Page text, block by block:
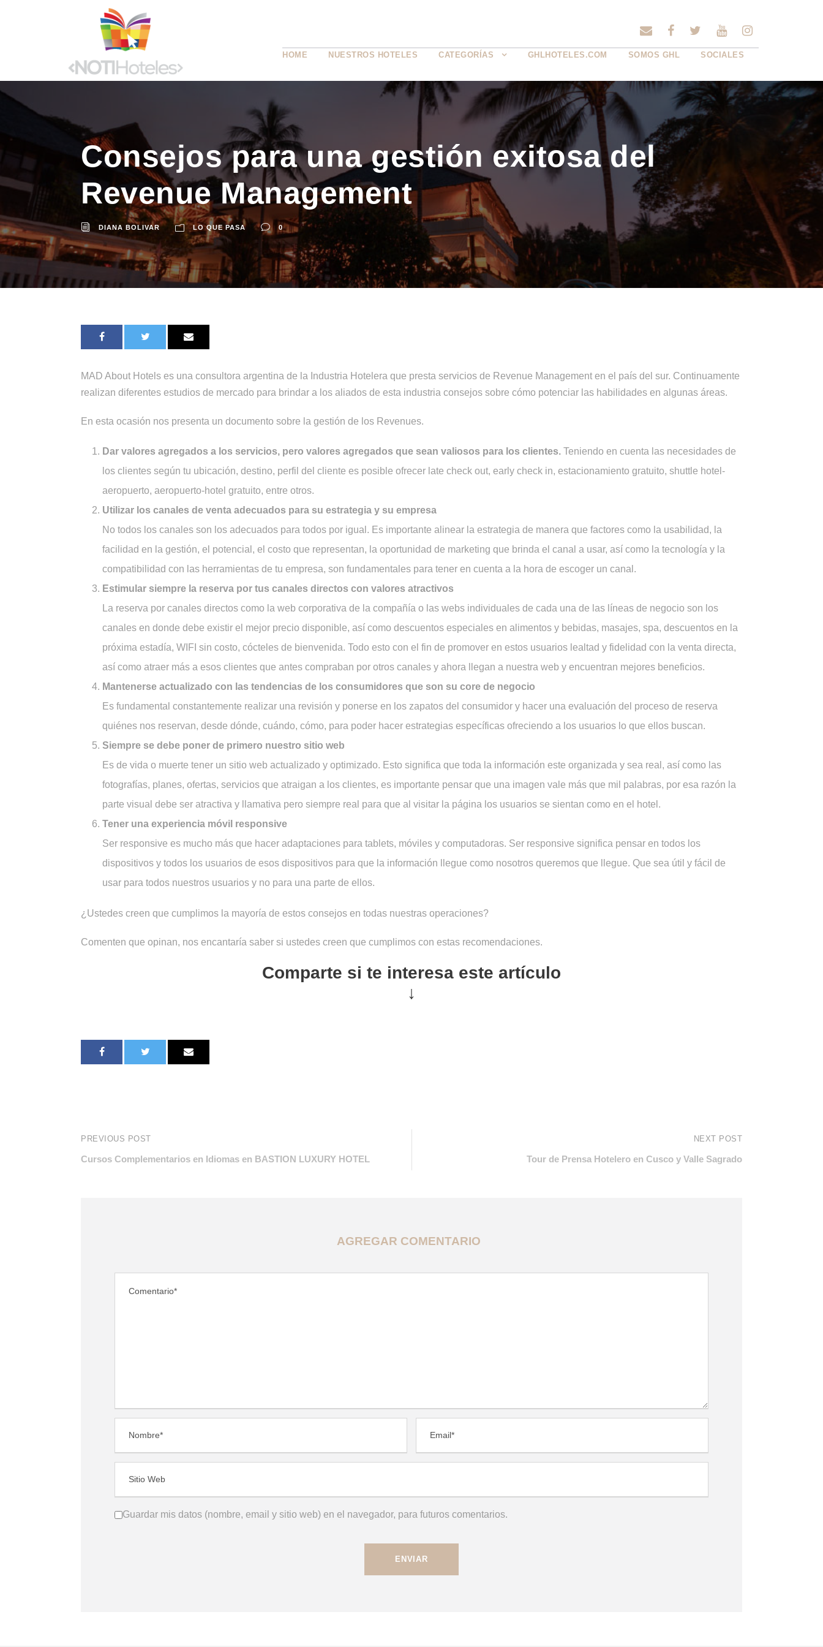
HOME NUESTROS HOTELES CATEGORÍAS GHLHOTELES.COM SOMOS GHL SOCIALES
Consejos para una gestión exitosa del
Revenue Management
DIANA BOLIVAR LO QUE PASA 0
MAD About Hotels es una consultora argentina de la Industria Hotelera que presta servicios de Revenue Management en el país del sur. Continuamente
realizan diferentes estudios de mercado para brindar a los aliados de esta industria consejos sobre cómo potenciar las habilidades en algunas áreas.
En esta ocasión nos presenta un documento sobre la gestión de los Revenues.
Dar valores agregados a los servicios, pero valores agregados que sean valiosos para los clientes. Teniendo en cuenta las necesidades de
los clientes según tu ubicación, destino, perfil del cliente es posible ofrecer late check out, early check in, estacionamiento gratuito, shuttle hotel-
aeropuerto, aeropuerto-hotel gratuito, entre otros.
Utilizar los canales de venta adecuados para su estrategia y su empresa
No todos los canales son los adecuados para todos por igual. Es importante alinear la estrategia de manera que factores como la usabilidad, la
facilidad en la gestión, el potencial, el costo que representan, la oportunidad de marketing que brinda el canal a usar, así como la tecnología y la
compatibilidad con las herramientas de tu empresa, son fundamentales para tener en cuenta a la hora de escoger un canal.
Estimular siempre la reserva por tus canales directos con valores atractivos
La reserva por canales directos como la web corporativa de la compañía o las webs individuales de cada una de las líneas de negocio son los
canales en donde debe existir el mejor precio disponible, así como descuentos especiales en alimentos y bebidas, masajes, spa, descuentos en la
próxima estadía, WIFI sin costo, cócteles de bienvenida. Todo esto con el fin de promover en estos usuarios lealtad y fidelidad con la venta directa,
así como atraer más a esos clientes que antes compraban por otros canales y ahora llegan a nuestra web y encuentran mejores beneficios.
Mantenerse actualizado con las tendencias de los consumidores que son su core de negocio
Es fundamental constantemente realizar una revisión y ponerse en los zapatos del consumidor y hacer una evaluación del proceso de reserva
quiénes nos reservan, desde dónde, cuándo, cómo, para poder hacer estrategias específicas ofreciendo a los usuarios lo que ellos buscan.
Siempre se debe poner de primero nuestro sitio web
Es de vida o muerte tener un sitio web actualizado y optimizado. Esto significa que toda la información este organizada y sea real, así como las
fotografías, planes, ofertas, servicios que atraigan a los clientes, es importante pensar que una imagen vale más que mil palabras, por esa razón la
parte visual debe ser atractiva y llamativa pero siempre real para que al visitar la página los usuarios se sientan como en el hotel.
Tener una experiencia móvil responsive
Ser responsive es mucho más que hacer adaptaciones para tablets, móviles y computadoras. Ser responsive significa pensar en todos los
dispositivos y todos los usuarios de esos dispositivos para que la información llegue como nosotros queremos que llegue. Que sea útil y fácil de
usar para todos nuestros usuarios y no para una parte de ellos.
¿Ustedes creen que cumplimos la mayoría de estos consejos en todas nuestras operaciones?
Comenten que opinan, nos encantaría saber si ustedes creen que cumplimos con estas recomendaciones.
Comparte si te interesa este artículo
↓
PREVIOUS POST
Cursos Complementarios en Idiomas en BASTION LUXURY HOTEL
NEXT POST
Tour de Prensa Hotelero en Cusco y Valle Sagrado
AGREGAR COMENTARIO
Guardar mis datos (nombre, email y sitio web) en el navegador, para futuros comentarios.